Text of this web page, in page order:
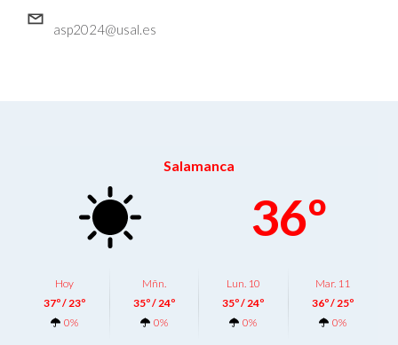
asp2024@usal.es
Salamanca
36º
Hoy
37º / 23º
0%
Mñn.
35º / 24º
0%
Lun. 10
35º / 24º
0%
Mar. 11
36º / 25º
0%